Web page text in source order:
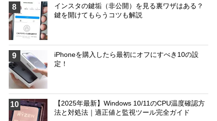
8
インスタの鍵垢（非公開）を見る裏ワザはある？
鍵を開けてもらうコツも解説
9
iPhoneを購入したら最初にオフにすべき10の設
定！
10
【2025年最新】Windows 10/11のCPU温度確認方
法と対処法｜適正値と監視ツール完全ガイド